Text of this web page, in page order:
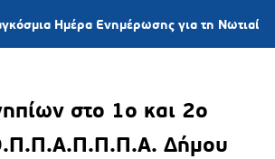
Ενημέρωσης για τη Νωτιαία Μυϊκή
στο 1ο και 2ο
Δήμου